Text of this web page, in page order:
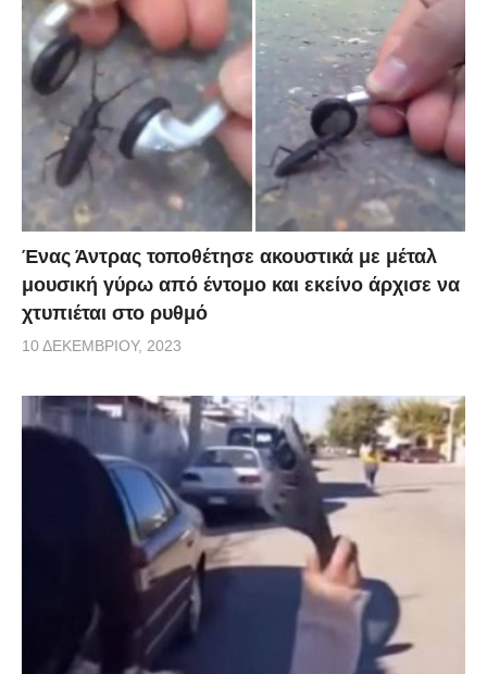
Ένας Άντρας τοποθέτησε ακουστικά με μέταλ
μουσική γύρω από έντομο και εκείνο άρχισε να
χτυπιέται στο ρυθμό
10 ΔΕΚΕΜΒΡΊΟΥ, 2023